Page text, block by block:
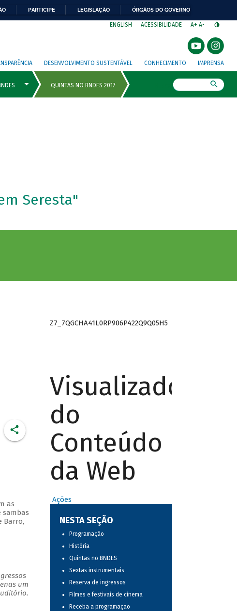
PARTICIPE LEGISLAÇÃO ÓRGÃOS DO GOVERNO
ENGLISH ACESSIBILIDADE A+ A-
DESENVOLVIMENTO SUSTENTÁVEL CONHECIMENTO IMPRENSA
Seresta"
as
sambas
Barro,
um
Z7_7QGCHA41L0RP906P422Q9Q05H5
Visualizador
do
Conteúdo
da Web
Ações
NESTA SEÇÃO
Programação
História
Quintas no BNDES
Sextas instrumentais
Reserva de ingressos
Filmes e festivais de cinema
Receba a programação